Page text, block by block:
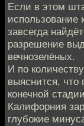
Если в этом
использование
завсегда
разрешение
вечнозелёных.
И по
выяснится, что
конечной
Калифорния
глубокие